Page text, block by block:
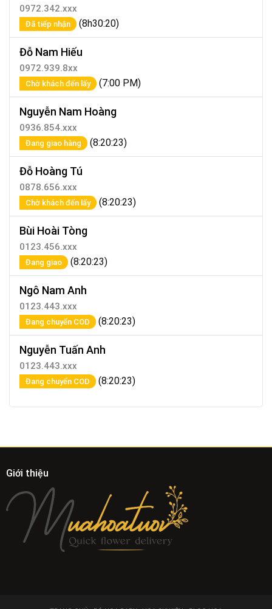
0972.342.xxx
Đã tiếp nhận (8h30:20)
Đỗ Nam Hiếu
0972.939.8xx
Chờ khách đến lấy (7:00 PM)
Nguyễn Nam Hoàng
0936.854.xxx
Đang giao hàng (8:20:23)
Đỗ Hoàng Tú
0878.656.xxx
Chờ khách đến lấy (8:20:23)
Bùi Hoài Tòng
0123.456.xxx
Đang giao (8:20:23)
Ngô Nam Anh
0123.443.xxx
Đang chuyển COD (8:20:23)
Nguyễn Tuấn Anh
0123.443.xxx
Đang chuyển COD (8:20:23)
Giới thiệu